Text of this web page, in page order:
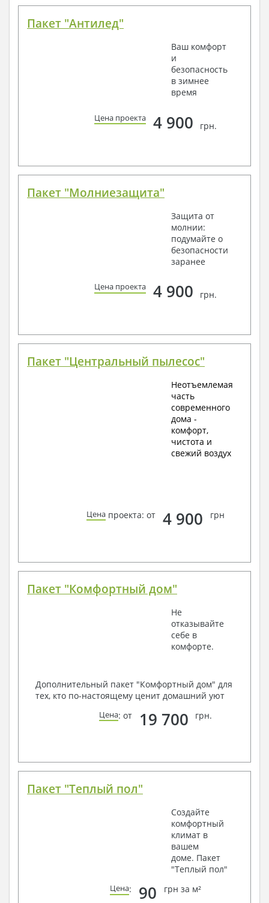
Пакет "Антилед"
Ваш комфорт
и
безопасность
в зимнее
время
Цена проекта 4 900 грн.
Пакет "Молниезащита"
Защита от
молнии:
подумайте о
безопасности
заранее
Цена проекта 4 900 грн.
Пакет "Центральный пылесос"
Неотъемлемая
часть
современного
дома -
комфорт,
чистота и
свежий воздух
Цена проекта: от 4 900 грн
Пакет "Комфортный дом"
Не
отказывайте
себе в
комфорте.
Дополнительный пакет "Комфортный дом" для
тех, кто по-настоящему ценит домашний уют
Цена: от 19 700 грн.
Пакет "Теплый пол"
Создайте
комфортный
климат в
вашем
доме. Пакет
"Теплый пол"
Цена: 90 грн за м²